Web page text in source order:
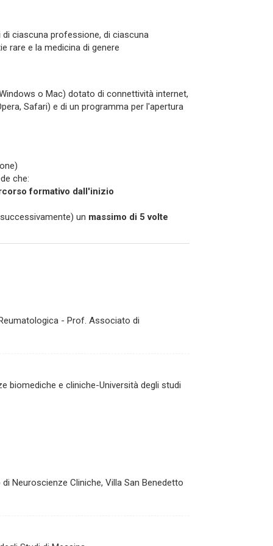
ciascuna professione, di ciascuna
rare e la medicina di genere
o Mac) dotato di connettività internet,
Safari) e di un programma per l'apertura
che:
formativo dall'inizio
un massimo di 5 volte
- Prof. Associato di
biomediche e cliniche-Università degli studi
Neuroscienze Cliniche, Villa San Benedetto